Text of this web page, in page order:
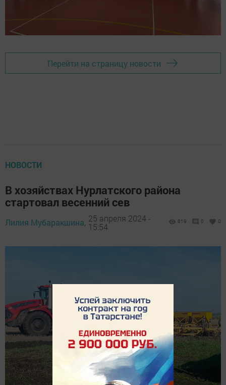
Перейти на страницу новости
НОВОСТИ
В хозяйствах Нурлатского района
стартовал весенний сев
Лилия Мубаракшина, 25 апреля 2024 -
15:54
819 0 0